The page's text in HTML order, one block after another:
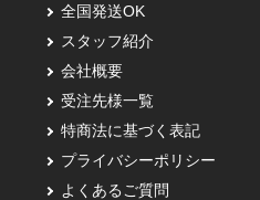
全国発送OK
スタッフ紹介
会社概要
受注先様一覧
特商法に基づく表記
プライバシーポリシー
よくあるご質問